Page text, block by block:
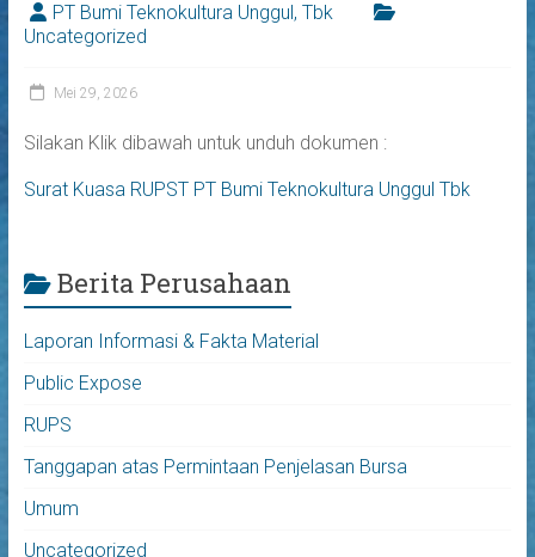
PT Bumi Teknokultura Unggul, Tbk
Uncategorized
Mei 29, 2026
Silakan Klik dibawah untuk unduh dokumen :
Surat Kuasa RUPST PT Bumi Teknokultura Unggul Tbk
Berita Perusahaan
Laporan Informasi & Fakta Material
Public Expose
RUPS
Tanggapan atas Permintaan Penjelasan Bursa
Umum
Uncategorized